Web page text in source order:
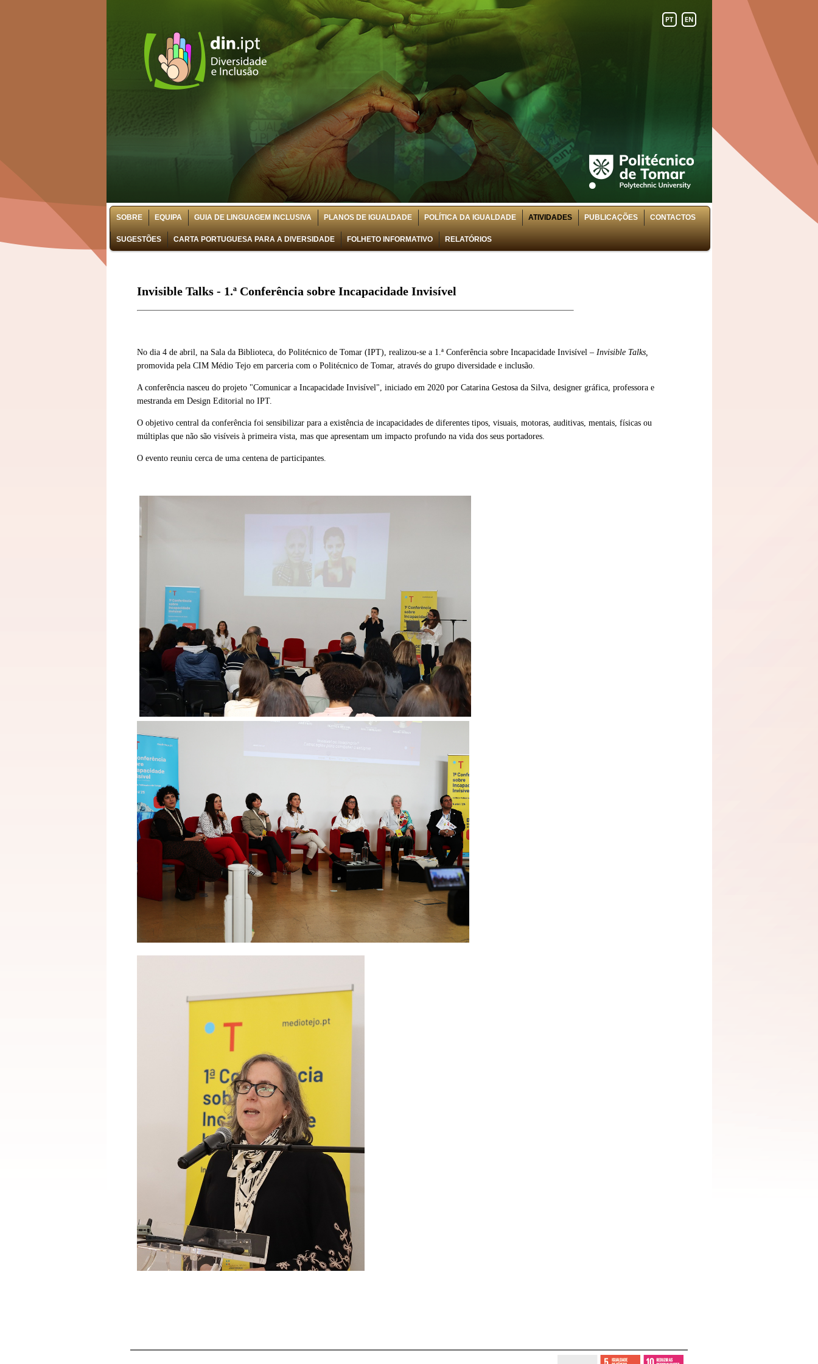
SOBRE EQUIPA GUIA DE LINGUAGEM INCLUSIVA PLANOS DE IGUALDADE POLÍTICA DA IGUALDADE ATIVIDADES PUBLICAÇÕES CONTACTOS
SUGESTÕES CARTA PORTUGUESA PARA A DIVERSIDADE FOLHETO INFORMATIVO RELATÓRIOS
Invisible Talks - 1.ª Conferência sobre Incapacidade Invisível
No dia 4 de abril, na Sala da Biblioteca, do Politécnico de Tomar (IPT), realizou-se a 1.ª Conferência sobre Incapacidade Invisível – Invisible Talks,
promovida pela CIM Médio Tejo em parceria com o Politécnico de Tomar, através do grupo diversidade e inclusão.
A conferência nasceu do projeto "Comunicar a Incapacidade Invisível", iniciado em 2020 por Catarina Gestosa da Silva, designer gráfica, professora e
mestranda em Design Editorial no IPT.
O objetivo central da conferência foi sensibilizar para a existência de incapacidades de diferentes tipos, visuais, motoras, auditivas, mentais, físicas ou
múltiplas que não são visíveis à primeira vista, mas que apresentam um impacto profundo na vida dos seus portadores.
O evento reuniu cerca de uma centena de participantes.